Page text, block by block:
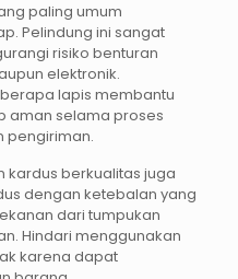
paling umum
Pelindung ini sangat
risiko benturan
elektronik.
lapis membantu
aman selama proses
pengiriman.
kardus berkualitas juga
dengan ketebalan yang
dari tumpukan
Hindari menggunakan
karena dapat